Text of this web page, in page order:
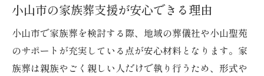
小山市の家族葬支援が安心できる理由
小山市で家族葬を検討する際、地域の葬儀社や小山聖苑
のサポートが充実している点が安心材料となります。家
族葬は親族やごく親しい人だけで執り行うため、形式や